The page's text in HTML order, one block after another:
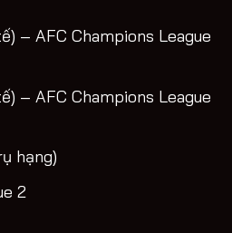
– AFC Champions League
– AFC Champions League
hạng)
2